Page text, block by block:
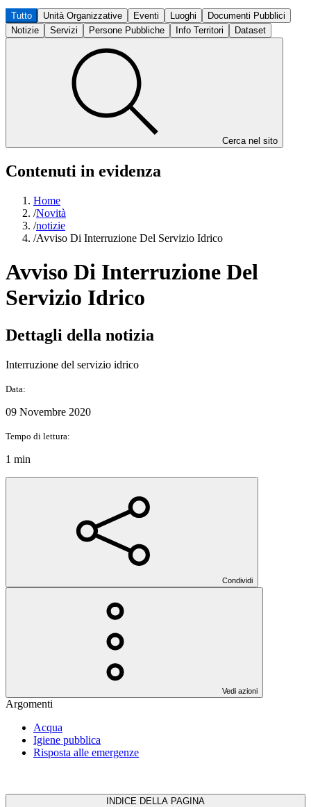
Tutto Unità Organizzative Eventi Luoghi
Documenti Pubblici
Notizie
Servizi Persone Pubbliche Info Territori Dataset
Cerca nel sito
Contenuti in evidenza
Home
/Novità
/notizie
/Avviso Di Interruzione Del Servizio Idrico
Avviso Di Interruzione Del
Servizio Idrico
Dettagli della notizia
Interruzione del servizio idrico
Data:
09 Novembre 2020
Tempo di lettura:
1 min
Condividi
Vedi azioni
Argomenti
Acqua
Igiene pubblica
Risposta alle emergenze
INDICE DELLA PAGINA